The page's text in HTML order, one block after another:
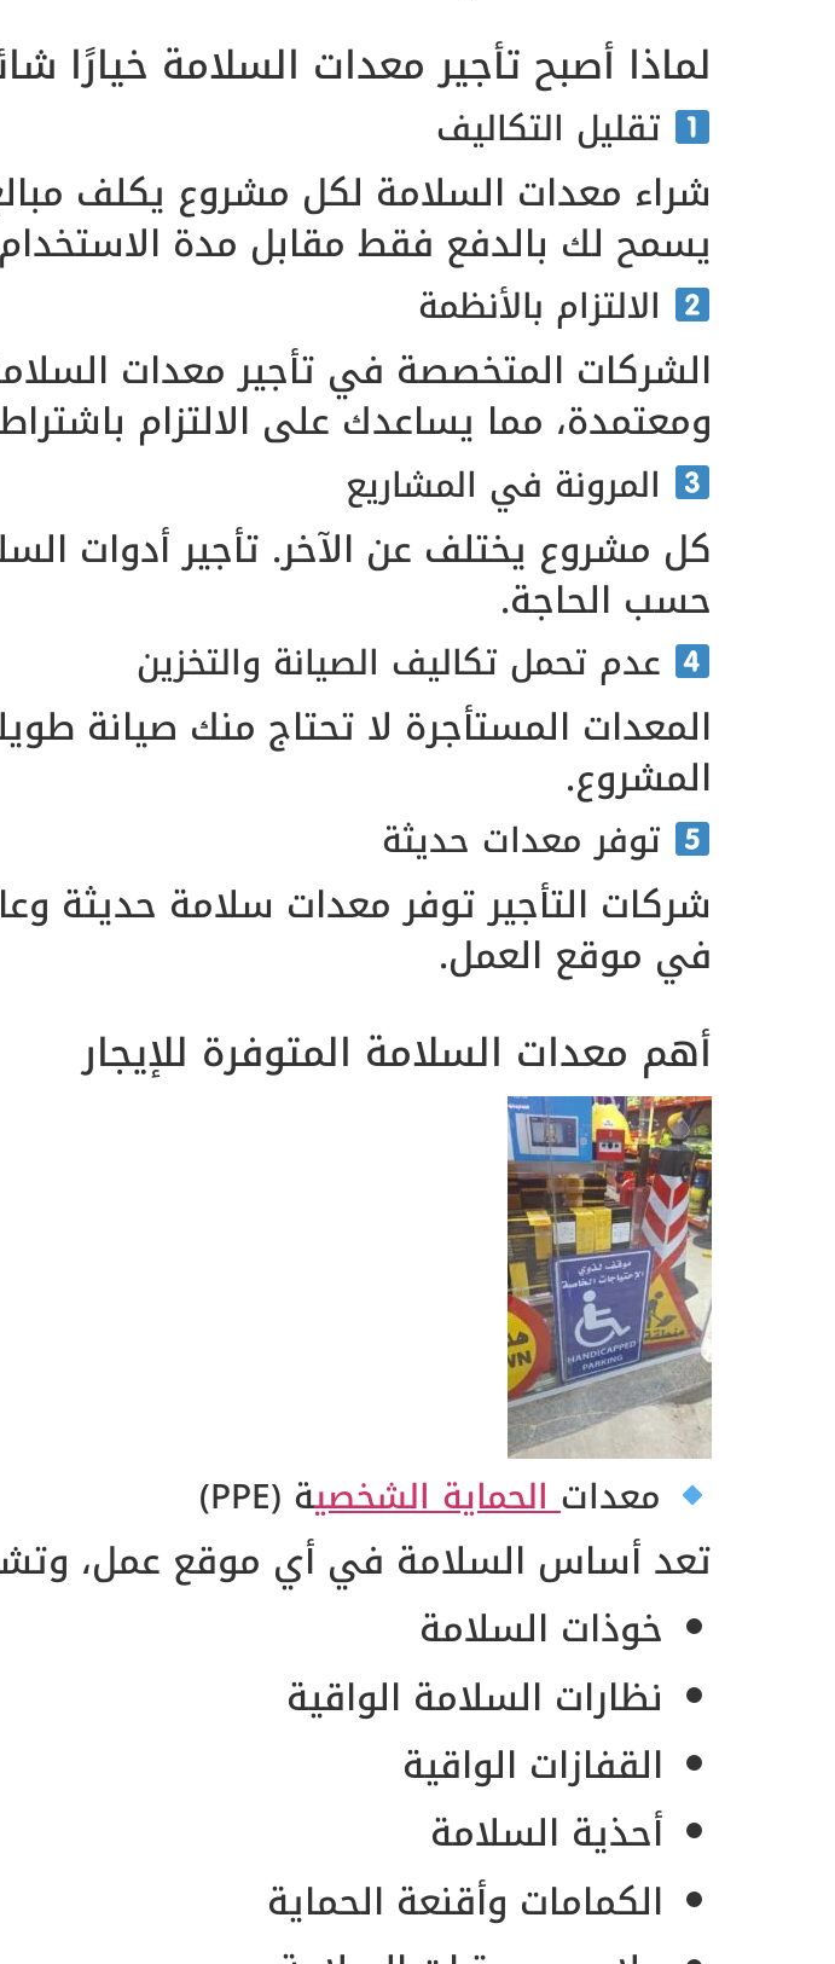
لماذا أصبح تأجير معدات السلامة خيارًا
تقليل التكاليف
شراء معدات السلامة لكل مشروع يكلف
يسمح لك بالدفع فقط مقابل مدة
الالتزام بالأنظمة
الشركات المتخصصة في تأجير معدات
ومعتمدة، مما يساعدك على الالتزام
المرونة في المشاريع
كل مشروع يختلف عن الآخر. تأجير أدوات
حسب الحاجة.
عدم تحمل تكاليف الصيانة والتخزين
المعدات المستأجرة لا تحتاج منك صيانة
المشروع.
توفر معدات حديثة
شركات التأجير توفر معدات سلامة حديثة
في موقع العمل.
أهم معدات السلامة المتوفرة للإيجار
معداتالحماية الشخصية (PPE)
تعد أساس السلامة في أي موقع عمل،
خوذات السلامة
نظارات السلامة الواقية
القفازات الواقية
أحذية السلامة
الكمامات وأقنعة الحماية